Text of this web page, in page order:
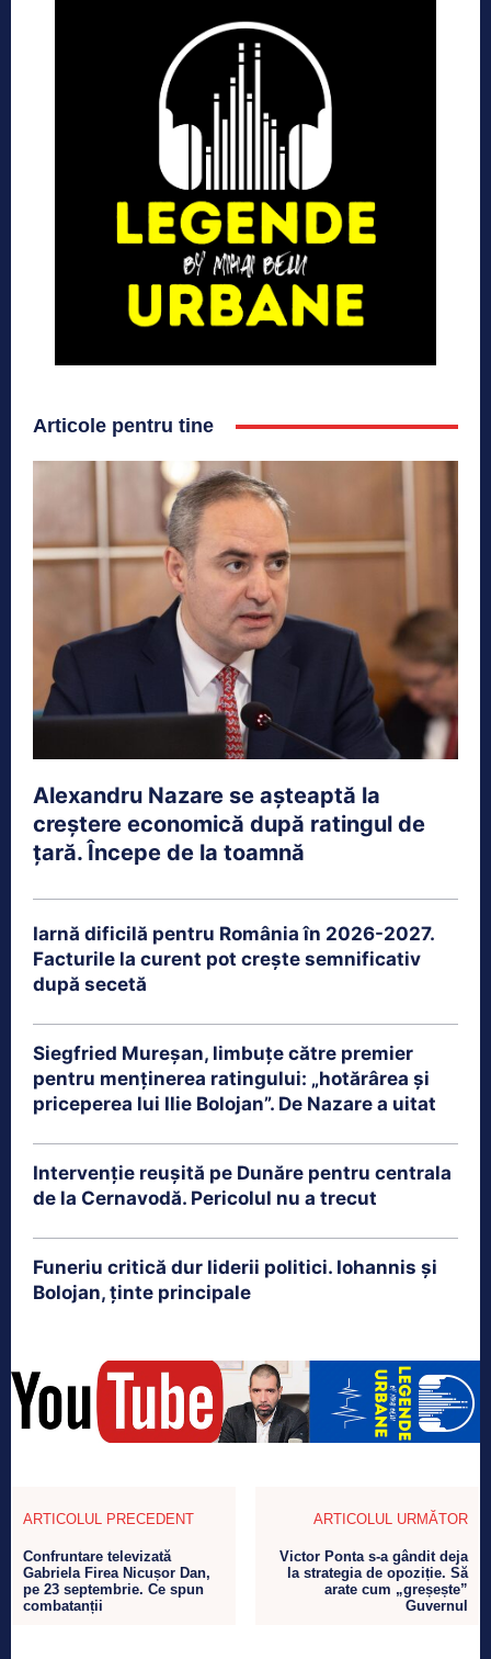
Articole pentru tine
Alexandru Nazare se așteaptă la
creștere economică după ratingul de
țară. Începe de la toamnă
Iarnă dificilă pentru România în 2026-2027.
Facturile la curent pot crește semnificativ
după secetă
Siegfried Mureșan, limbuțe către premier
pentru menținerea ratingului: „hotărârea și
priceperea lui Ilie Bolojan”. De Nazare a uitat
Intervenție reușită pe Dunăre pentru centrala
de la Cernavodă. Pericolul nu a trecut
Funeriu critică dur liderii politici. Iohannis și
Bolojan, ținte principale
ARTICOLUL PRECEDENT
Confruntare televizată
Gabriela Firea Nicușor Dan,
pe 23 septembrie. Ce spun
combatanții
ARTICOLUL URMĂTOR
Victor Ponta s-a gândit deja
la strategia de opoziție. Să
arate cum „greșește”
Guvernul